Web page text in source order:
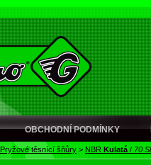
OBCHODNÍ PODMÍNKY
Pryžové těsnící šňůry > NBR Kulatá / 70